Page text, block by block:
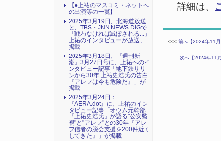
詳細は、
<<< 前へ【2024年11
次へ【2024年11
【●上祐のマスコミ・ネットへ
の出演等の一覧】
2025年3月19日、北海道放送
と、TBS・JNN NEWS DIGで
「戦わなければ滅ぼされる...」
上祐のインタビューが放送、
掲載
2025年3月18日、『週刊新
潮』3月27日号に、上祐へのイ
ンタビュー記事「地下鉄サリ
ンから30年 上祐史浩氏の告白
『アレフは今も危険だ』」が
掲載
2025年3月24日：
『AERA.dot』に、上祐のイン
タビュー記事「オウム元幹部
『上祐史浩氏』が語る"公安監
視"と"アレフ"との30年『アレ
フ信者の脱会支援を200件近く
してきた』」が掲載